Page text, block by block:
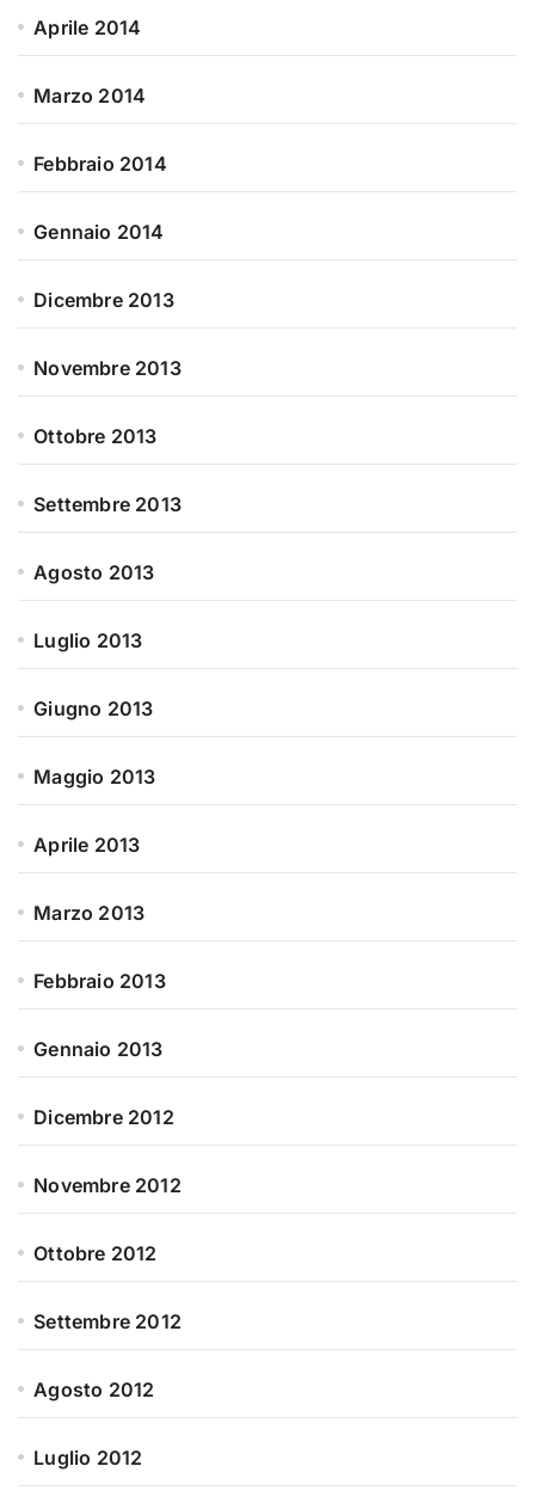
Aprile 2014
Marzo 2014
Febbraio 2014
Gennaio 2014
Dicembre 2013
Novembre 2013
Ottobre 2013
Settembre 2013
Agosto 2013
Luglio 2013
Giugno 2013
Maggio 2013
Aprile 2013
Marzo 2013
Febbraio 2013
Gennaio 2013
Dicembre 2012
Novembre 2012
Ottobre 2012
Settembre 2012
Agosto 2012
Luglio 2012